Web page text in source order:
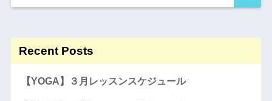
Recent Posts
【YOGA】３月レッスンスケジュール